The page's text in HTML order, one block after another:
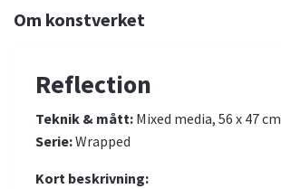
Om konstverket
Reflection
Teknik & mått: Mixed media, 56 x 47 cm
Serie:Wrapped
Kort beskrivning: